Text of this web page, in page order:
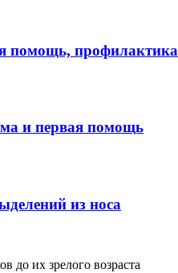
помощь, профилактика
и первая помощь
из носа
до их зрелого возраста